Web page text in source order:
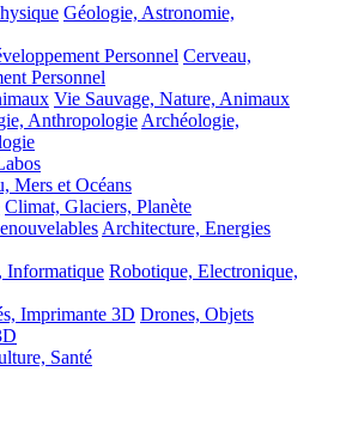
Géologie, Astronomie,
Personnel Cerveau,
Personnel
Vie Sauvage, Nature, Animaux
Anthropologie Archéologie,
Mers et Océans
Climat, Glaciers, Planète
Architecture, Energies
Informatique Robotique, Electronique,
Imprimante 3D Drones, Objets
Santé